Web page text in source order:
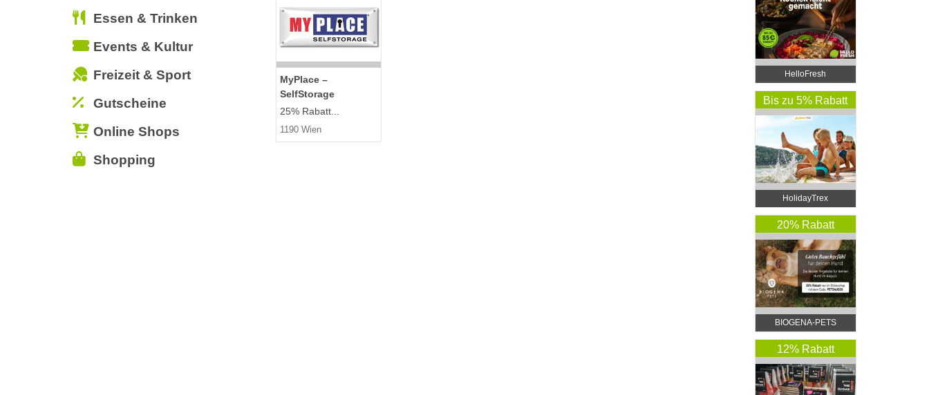
Essen & Trinken
Events & Kultur
Freizeit & Sport
Gutscheine
Online Shops
Shopping
MyPlace –
SelfStorage
25% Rabatt...
1190 Wien
HelloFresh
Bis zu 5% Rabatt
HolidayTrex
20% Rabatt
BIOGENA-PETS
12% Rabatt